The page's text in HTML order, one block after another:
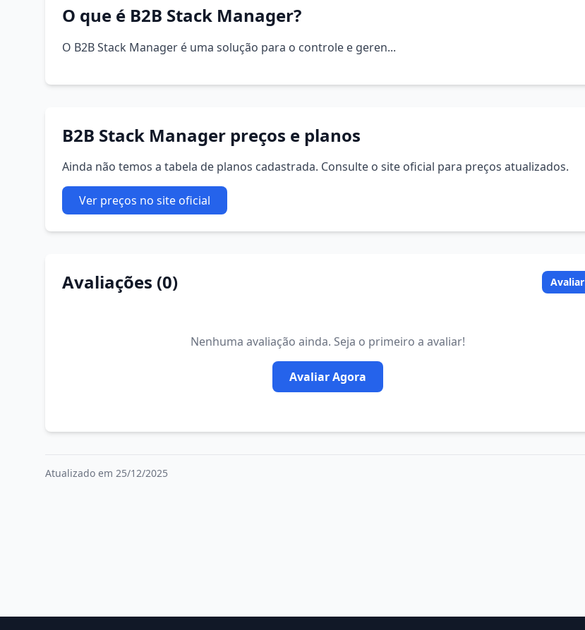
O que é B2B Stack Manager?
O B2B Stack Manager é uma solução para o controle e geren...
B2B Stack Manager preços e planos
Ainda não temos a tabela de planos cadastrada. Consulte o site oficial para preços atualizados.
Ver preços no site oficial
Avaliações (0) Avaliar
Nenhuma avaliação ainda. Seja o primeiro a avaliar!
Avaliar Agora
Atualizado em 25/12/2025